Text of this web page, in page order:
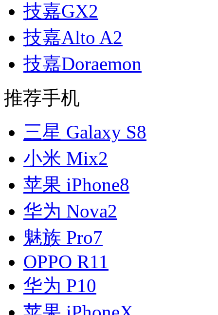
技嘉GX2
技嘉Alto A2
技嘉Doraemon
推荐手机
三星 Galaxy S8
小米 Mix2
苹果 iPhone8
华为 Nova2
魅族 Pro7
OPPO R11
华为 P10